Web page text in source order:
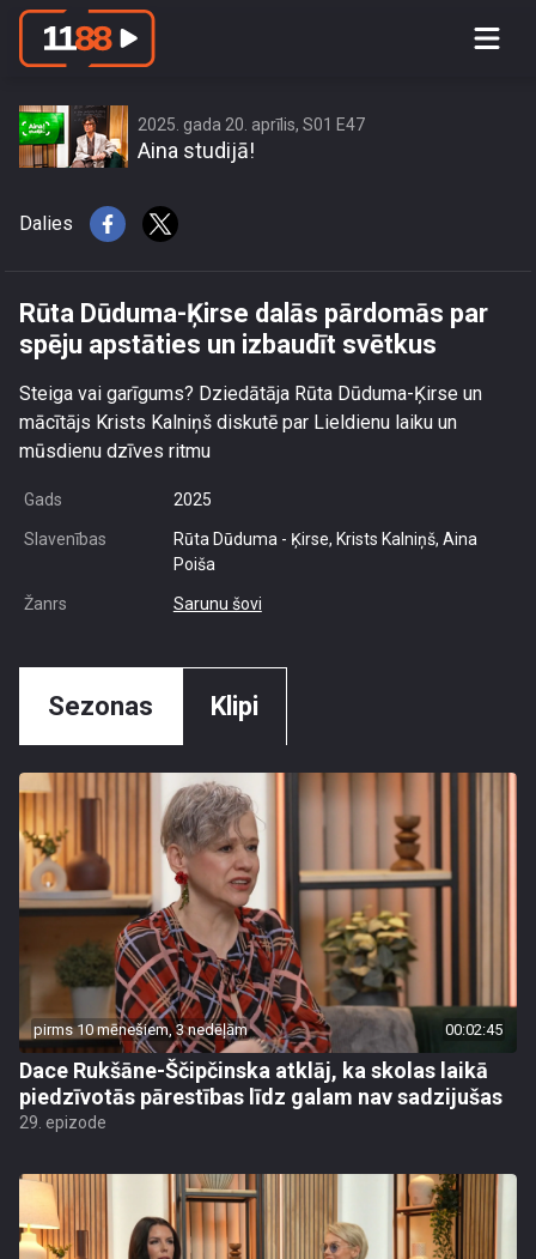
Rūta Dūduma-Ķirse dalās pārdomās
2025. gada 20. aprīlis, S01 E47
Aina studijā!
Dalies
Rūta Dūduma-Ķirse dalās pārdomās par
spēju apstāties un izbaudīt svētkus
Steiga vai garīgums? Dziedātāja Rūta Dūduma-Ķirse un
mācītājs Krists Kalniņš diskutē par Lieldienu laiku un
mūsdienu dzīves ritmu
Gads 2025
Slavenības
Rūta Dūduma - Ķirse, Krists Kalniņš, Aina
Poiša
Žanrs Sarunu šovi
Sezonas Klipi
pirms 10 mēnešiem, 3 nedēļām 00:02:45
Dace Rukšāne-Ščipčinska atklāj, ka skolas laikā
piedzīvotās pārestības līdz galam nav sadzijušas
29. epizode